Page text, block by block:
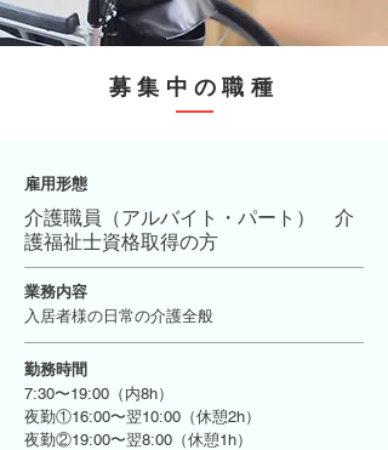
募集中の職種
雇用形態
介護職員（アルバイト・パート） 介
護福祉士資格取得の方
業務内容
入居者様の日常の介護全般
勤務時間
7:30〜19:00（内8h）
夜勤①16:00〜翌10:00（休憩2h）
夜勤②19:00〜翌8:00（休憩1h）